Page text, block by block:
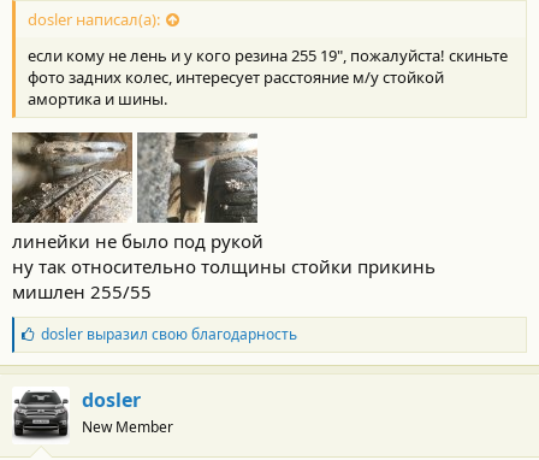
dosler написал(а):
если кому не лень и у кого резина 255 19", пожалуйста! скиньте
фото задних колес, интересует расстояние м/у стойкой
амортика и шины.
линейки не было под рукой
ну так относительно толщины стойки прикинь
мишлен 255/55
Б
л
а
г
о
д
а
doslerвыразил свою благодарность
dosler
New Member